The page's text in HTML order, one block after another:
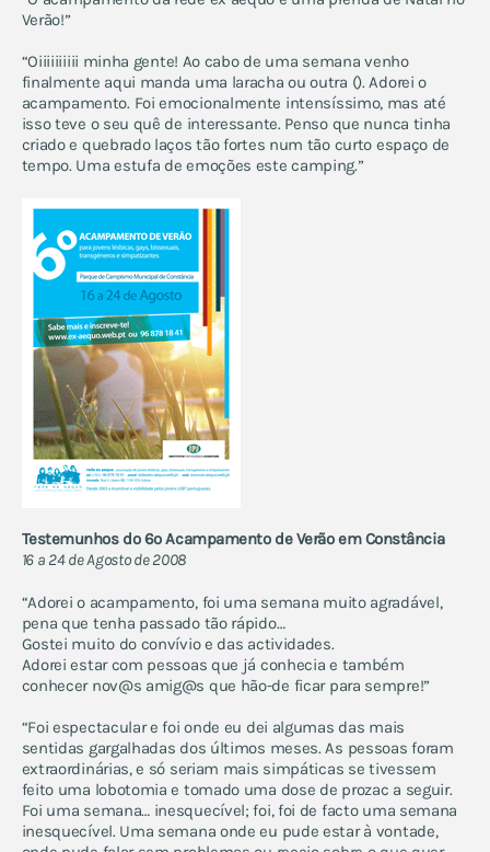
Verão!”
“Oiiiiiiiiii minha gente! Ao cabo de uma semana venho
finalmente aqui manda uma laracha ou outra (). Adorei o
acampamento. Foi emocionalmente intensíssimo, mas até
isso teve o seu quê de interessante. Penso que nunca tinha
criado e quebrado laços tão fortes num tão curto espaço de
tempo. Uma estufa de emoções este camping.”
Testemunhos do 6º Acampamento de Verão em Constância
16 a 24 de Agosto de 2008
“Adorei o acampamento, foi uma semana muito agradável,
pena que tenha passado tão rápido…
Gostei muito do convívio e das actividades.
Adorei estar com pessoas que já conhecia e também
conhecer nov@s amig@s que hão-de ficar para sempre!”
“Foi espectacular e foi onde eu dei algumas das mais
sentidas gargalhadas dos últimos meses. As pessoas foram
extraordinárias, e só seriam mais simpáticas se tivessem
feito uma lobotomia e tomado uma dose de prozac a seguir.
Foi uma semana… inesquecível; foi, foi de facto uma semana
inesquecível. Uma semana onde eu pude estar à vontade,